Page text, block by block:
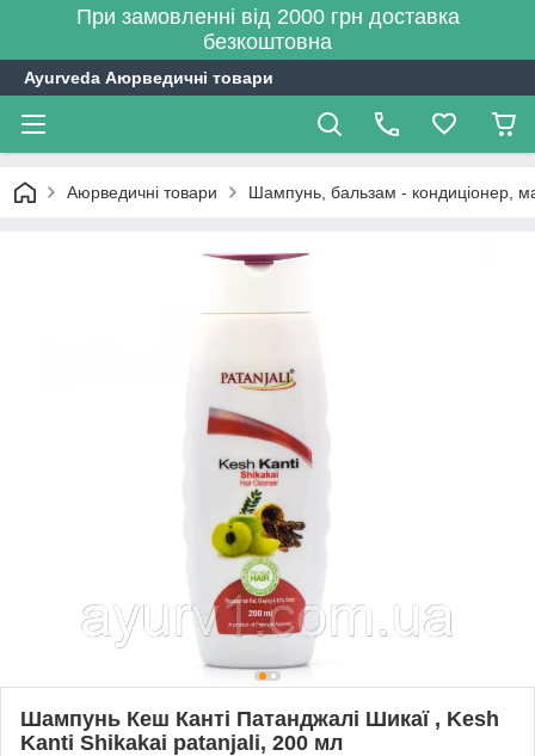
При замовленні від 2000 грн доставка
безкоштовна
Ayurveda Аюрведичні товари
Аюрведичні товари Шампунь, бальзам - кондиціонер,
Шампунь Кеш Канті Патанджалі Шикаї , Kesh
Kanti Shikakai patanjali, 200 мл